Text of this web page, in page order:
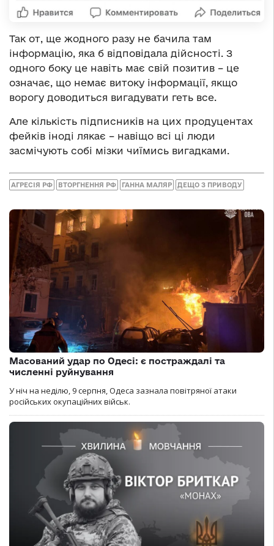
Так от, ще жодного разу не бачила там
інформацію, яка б відповідала дійсності. З
одного боку це навіть має свій позитив – це
означає, що немає витоку інформації, якщо
ворогу доводиться вигадувати геть все.
Але кількість підписників на цих продуцентах
фейків іноді лякає – навіщо всі ці люди
засмічують собі мізки чиїмись вигадками.
АГРЕСІЯ РФ ВТОРГНЕННЯ РФ ГАННА МАЛЯР ДЕЩО З ПРИВОДУ
Масований удар по Одесі: є постраждалі та
численні руйнування
У ніч на неділю, 9 серпня, Одеса зазнала повітряної атаки
російських окупаційних військ.